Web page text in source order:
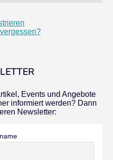
Events und Angebote
informiert werden? Dann
Newsletter: